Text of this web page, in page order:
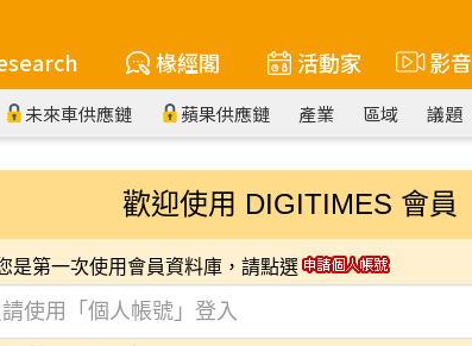
椽經閣 活動家 影音
未來車供應鏈 蘋果供應鏈 產業 區域 議題
歡迎使用 DIGITIMES 會員
是第一次使用會員資料庫，請點選